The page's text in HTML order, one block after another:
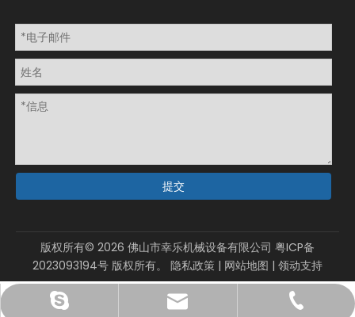
gmpacky
sales@xinglepm.com
15919644519
提交
版权所有© 2026 佛山市幸乐机械设备有限公司 粤ICP备
2023093194号 版权所有。 隐私政策 | 网站地图 | 领动支持